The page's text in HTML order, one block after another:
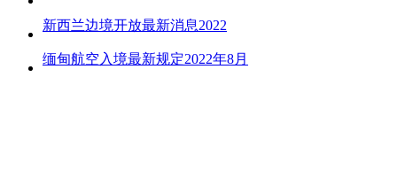
新西兰边境开放最新消息2022
缅甸航空入境最新规定2022年8月